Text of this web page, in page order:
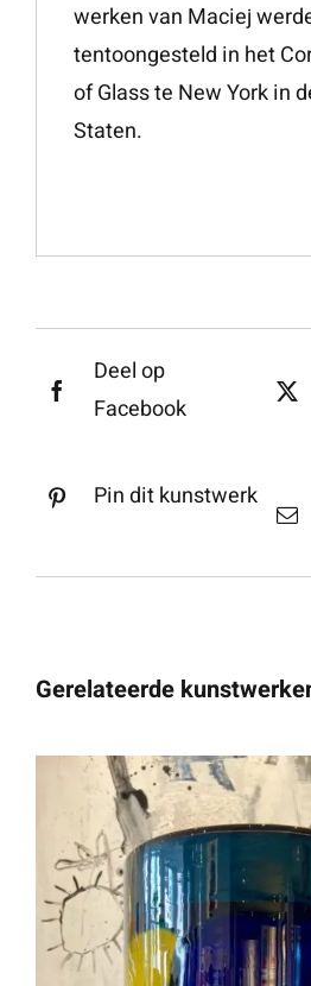
werken van Maciej
tentoongesteld in het
of Glass te New York in
Staten.
Deel op
Facebook
Pin dit kunstwerk
Gerelateerde